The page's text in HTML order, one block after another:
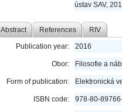
ústav SAV,
Abstract References RIV
Publication year: 2016
Obor: Filosofie a
Form of publication: Elektronická
ISBN code: 978-80-